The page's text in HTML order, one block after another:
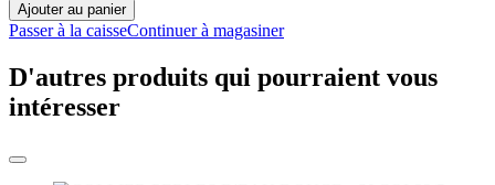
Ajouter au panier
Passer à la caisseContinuer à magasiner
D'autres produits qui pourraient vous
intéresser